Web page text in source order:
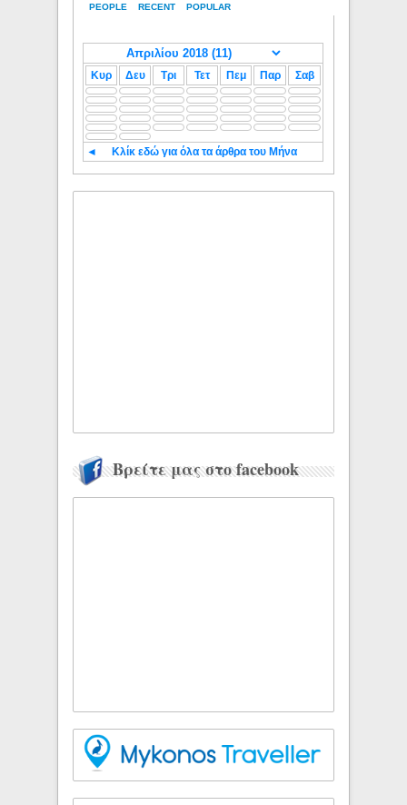
PEOPLE RECENT POPULAR
Κυρ Δευ Τρι Τετ Πεμ Παρ Σαβ
◄ Κλίκ εδώ για όλα τα άρθρα του Μήνα
Βρείτε μας στο facebook